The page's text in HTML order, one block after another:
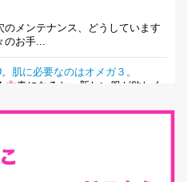
メンテナンス、どうしています
のお手...
肌に必要なのはオメガ３。
春になると、新しい服が欲しく
私です。が、と〜〜〜っても美
を発...